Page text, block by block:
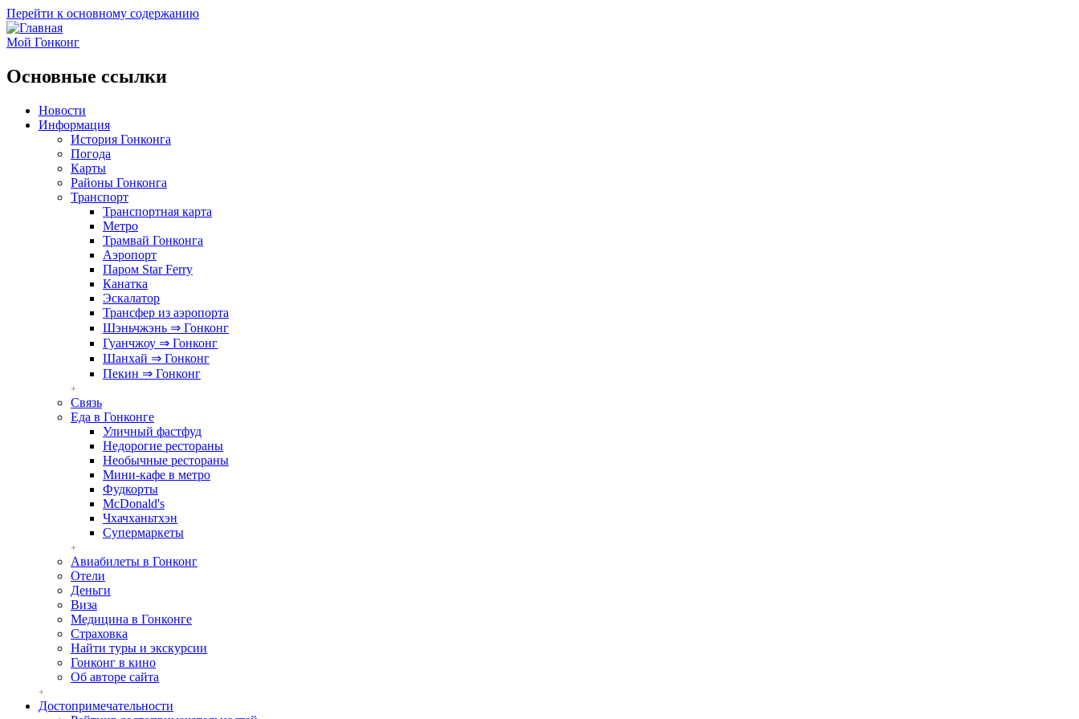
Перейти к основному содержанию
Мой Гонконг
Основные ссылки
Новости
Информация
История Гонконга
Погода
Карты
Районы Гонконга
Транспорт
Транспортная карта
Метро
Трамвай Гонконга
Аэропорт
Паром Star Ferry
Канатка
Эскалатор
Трансфер из аэропорта
Шэньчжэнь ⇒ Гонконг
Гуанчжоу ⇒ Гонконг
Шанхай ⇒ Гонконг
Пекин ⇒ Гонконг
Связь
Еда в Гонконге
Уличный фастфуд
Недорогие рестораны
Необычные рестораны
Мини-кафе в метро
Фудкорты
McDonald's
Чхачханьтхэн
Супермаркеты
Авиабилеты в Гонконг
Отели
Деньги
Виза
Медицина в Гонконге
Страховка
Найти туры и экскурсии
Гонконг в кино
Об авторе сайта
Достопримечательности